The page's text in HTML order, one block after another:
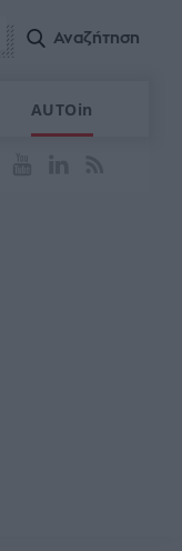
AUTOin